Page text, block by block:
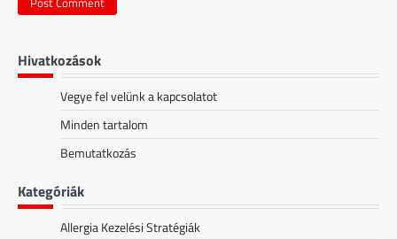
Hivatkozások
Vegye fel velünk a kapcsolatot
Minden tartalom
Bemutatkozás
Kategóriák
Allergia Kezelési Stratégiák